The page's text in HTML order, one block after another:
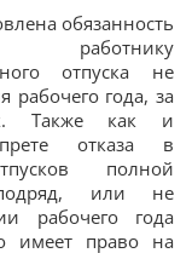
обязанность
работнику
отпуска не
рабочего года, за
Также как и
отказа в
полной
или не
рабочего года
имеет право на